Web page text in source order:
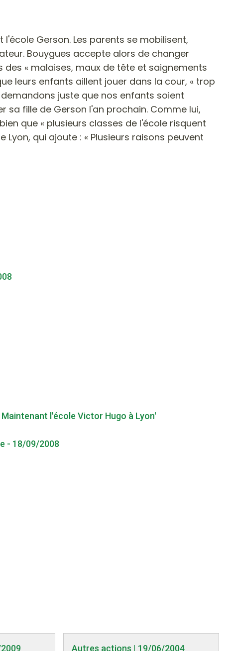
Gerson. Les parents se mobilisent,
Bouygues accepte alors de changer
« malaises, maux de tête et saignements
leurs enfants aillent jouer dans la cour, « trop
juste que nos enfants soient
sa fille de Gerson l'an prochain. Comme lui,
que « plusieurs classes de l'école risquent
qui ajoute : « Plusieurs raisons peuvent
l'école Victor Hugo à Lyon'
- 18/09/2008
Autres actions | 19/06/2004